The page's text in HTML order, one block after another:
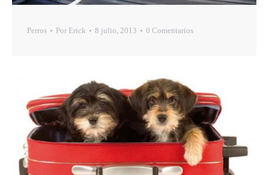
Perros Por Erick 8 julio, 2013 0 Comentarios